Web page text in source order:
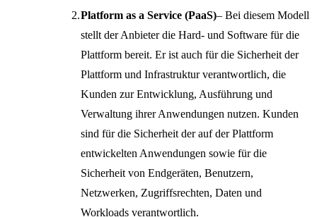
Platform as a Service (PaaS)– Bei diesem Modell
stellt der Anbieter die Hard- und Software für die
Plattform bereit. Er ist auch für die Sicherheit der
Plattform und Infrastruktur verantwortlich, die
Kunden zur Entwicklung, Ausführung und
Verwaltung ihrer Anwendungen nutzen. Kunden
sind für die Sicherheit der auf der Plattform
entwickelten Anwendungen sowie für die
Sicherheit von Endgeräten, Benutzern,
Netzwerken, Zugriffsrechten, Daten und
Workloads verantwortlich.